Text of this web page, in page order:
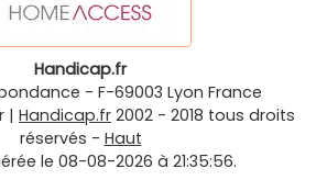
Handicap.fr
- F-69003 Lyon France
| Handicap.fr 2002 - 2018 tous droits
réservés - Haut
le 08-08-2026 à 21:35:56.